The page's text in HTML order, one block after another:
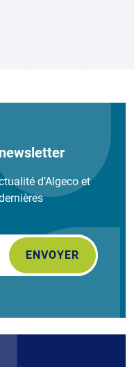
d’Algeco et